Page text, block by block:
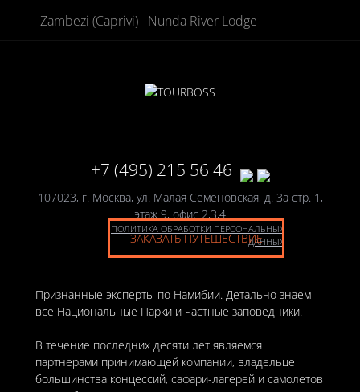
Zambezi (Caprivi)
Nunda River Lodge
+7 (495) 215 56 46
107023, г. Москва, ул. Малая Семёновская, д. 3а стр. 1,
этаж 9, офис 2,3,4
ПОЛИТИКА ОБРАБОТКИ ПЕРСОНАЛЬНЫХ
ДАННЫХ
ЗАКАЗАТЬ ПУТЕШЕСТВИЕ
Признанные эксперты по Намибии. Детально знаем
все Национальные Парки и частные заповедники.
В течение последних десяти лет являемся
партнерами принимающей компании, владельце
большинства концессий, сафари-лагерей и самолетов